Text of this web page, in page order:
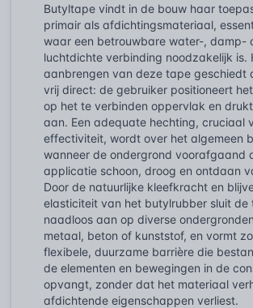
Butyltape vindt in de bouw haar
primair als afdichtingsmateriaal,
waar een betrouwbare water-, damp-
luchtdichte verbinding noodzakelijk is.
aanbrengen van deze tape geschiedt
vrij direct: de gebruiker positioneert
op het te verbinden oppervlak en
aan. Een adequate hechting, cruciaal
effectiviteit, wordt over het algemeen
wanneer de ondergrond voorafgaand
applicatie schoon, droog en ontdaan
Door de natuurlijke kleefkracht en
elasticiteit van het butylrubber sluit de
naadloos aan op diverse
metaal, beton of kunststof, en vormt
flexibele, duurzame barrière die
de elementen en bewegingen in de
opvangt, zonder dat het materiaal
afdichtende eigenschappen verliest.